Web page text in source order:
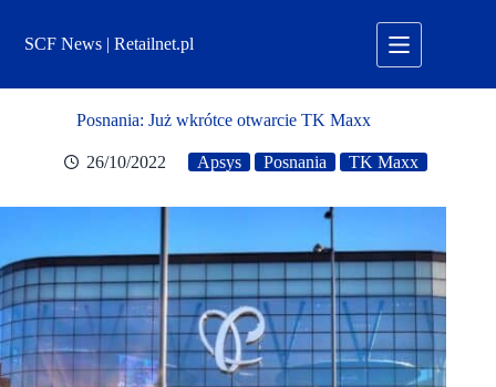
treściSCF News | Retailnet.pl
Posnania: Już wkrótce otwarcie TK Maxx
26/10/2022 Apsys Posnania TK Maxx